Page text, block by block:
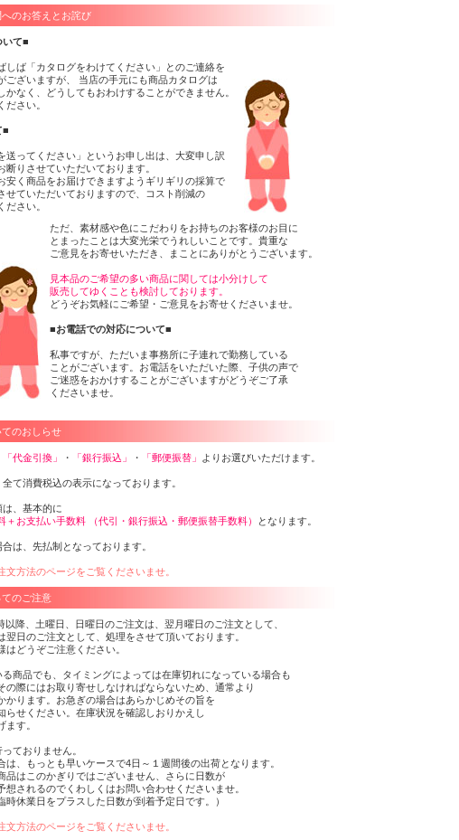
のお答えとお詫び
いて■
しば「カタログをわけてください」とのご連絡を
ございますが、 当店の手元にも商品カタログは
かなく、どうしてもおわけすることができません。
ださい。
■
送ってください」というお申し出は、大変申し訳
断りさせていただいております。
安く商品をお届けできますようギリギリの採算で
せていただいておりますので、コスト削減の
ださい。
ただ、素材感や色にこだわりをお持ちのお客様のお目に
とまったことは大変光栄でうれしいことです。貴重な
ご意見をお寄せいただき、まことにありがとうございます。
見本品のご希望の多い商品に関しては小分けして
販売してゆくことも検討しております。
どうぞお気軽にご希望・ご意見をお寄せくださいませ。
■お電話での対応について■
私事ですが、ただいま事務所に子連れで勤務している
ことがございます。お電話をいただいた際、子供の声で
ご迷惑をおかけすることがございますがどうぞご了承
くださいませ。
のおしらせ
「代金引換」 ・ 「銀行振込」 ・ 「郵便振替」 よりお選びいただけます。
て消費税込の表示になっております。
、基本的に
＋お支払い手数料 （代引・銀行振込・郵便振替手数料）
となります。
は、先払制となっております。
文方法のページをご覧くださいませ。
てのご注意
以降、土曜日、日曜日のご注文は、翌月曜日のご注文として、
翌日のご注文として、処理をさせて頂いております。
はどうぞご注意ください。
商品でも、タイミングによっては在庫切れになっている場合も
の際にはお取り寄せしなければならないため、通常より
かります。お急ぎの場合はあらかじめその旨を
らせください。在庫状況を確認しおりかえし
ます。
ておりません。
は、もっとも早いケースで4日～１週間後の出荷となります。
品はこのかぎりではございません、さらに日数が
想されるのでくわしくはお問い合わせくださいませ。
時休業日をプラスした日数が到着予定日です。）
文方法のページをご覧くださいませ。